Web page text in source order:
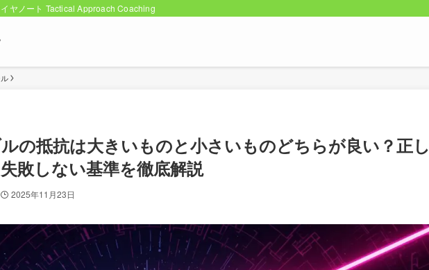
ヤノート Tactical Approach Coaching
の抵抗は大きいものと小さいものどちらが良い？正し
敗しない基準を徹底解説
2025年11月23日